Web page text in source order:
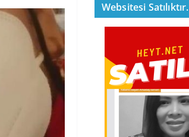
Websitesi Satılıktır.